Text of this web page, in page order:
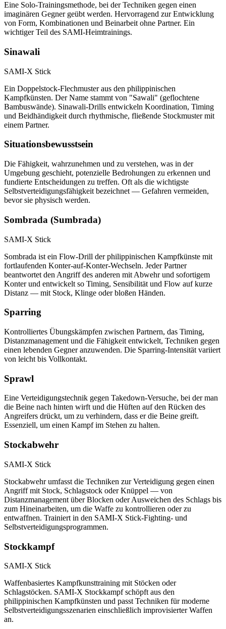
Eine Solo-Trainingsmethode, bei der Techniken gegen einen
imaginären Gegner geübt werden. Hervorragend zur Entwicklung
von Form, Kombinationen und Beinarbeit ohne Partner. Ein
wichtiger Teil des SAMI-Heimtrainings.
Sinawali
SAMI-X Stick
Ein Doppelstock-Flechmuster aus den philippinischen
Kampfkünsten. Der Name stammt von "Sawali" (geflochtene
Bambuswände). Sinawali-Drills entwickeln Koordination, Timing
und Beidhändigkeit durch rhythmische, fließende Stockmuster mit
einem Partner.
Situationsbewusstsein
Die Fähigkeit, wahrzunehmen und zu verstehen, was in der
Umgebung geschieht, potenzielle Bedrohungen zu erkennen und
fundierte Entscheidungen zu treffen. Oft als die wichtigste
Selbstverteidigungsfähigkeit bezeichnet — Gefahren vermeiden,
bevor sie physisch werden.
Sombrada (Sumbrada)
SAMI-X Stick
Sombrada ist ein Flow-Drill der philippinischen Kampfkünste mit
fortlaufenden Konter-auf-Konter-Wechseln. Jeder Partner
beantwortet den Angriff des anderen mit Abwehr und sofortigem
Konter und entwickelt so Timing, Sensibilität und Flow auf kurze
Distanz — mit Stock, Klinge oder bloßen Händen.
Sparring
Kontrolliertes Übungskämpfen zwischen Partnern, das Timing,
Distanzmanagement und die Fähigkeit entwickelt, Techniken gegen
einen lebenden Gegner anzuwenden. Die Sparring-Intensität variiert
von leicht bis Vollkontakt.
Sprawl
Eine Verteidigungstechnik gegen Takedown-Versuche, bei der man
die Beine nach hinten wirft und die Hüften auf den Rücken des
Angreifers drückt, um zu verhindern, dass er die Beine greift.
Essenziell, um einen Kampf im Stehen zu halten.
Stockabwehr
SAMI-X Stick
Stockabwehr umfasst die Techniken zur Verteidigung gegen einen
Angriff mit Stock, Schlagstock oder Knüppel — von
Distanzmanagement über Blocken oder Ausweichen des Schlags bis
zum Hineinarbeiten, um die Waffe zu kontrollieren oder zu
entwaffnen. Trainiert in den SAMI-X Stick-Fighting- und
Selbstverteidigungsprogrammen.
Stockkampf
SAMI-X Stick
Waffenbasiertes Kampfkunsttraining mit Stöcken oder
Schlagstöcken. SAMI-X Stockkampf schöpft aus den
philippinischen Kampfkünsten und passt Techniken für moderne
Selbstverteidigungsszenarien einschließlich improvisierter Waffen
an.